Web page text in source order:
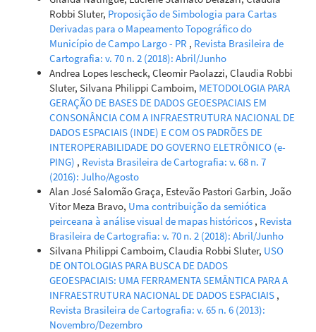
Robbi Sluter, Proposição de Simbologia para Cartas
Derivadas para o Mapeamento Topográfico do
Município de Campo Largo - PR , Revista Brasileira de
Cartografia: v. 70 n. 2 (2018): Abril/Junho
Andrea Lopes Iescheck, Cleomir Paolazzi, Claudia Robbi
Sluter, Silvana Philippi Camboim, METODOLOGIA PARA
GERAÇÃO DE BASES DE DADOS GEOESPACIAIS EM
CONSONÂNCIA COM A INFRAESTRUTURA NACIONAL DE
DADOS ESPACIAIS (INDE) E COM OS PADRÕES DE
INTEROPERABILIDADE DO GOVERNO ELETRÔNICO (e-
PING) , Revista Brasileira de Cartografia: v. 68 n. 7
(2016): Julho/Agosto
Alan José Salomão Graça, Estevão Pastori Garbin, João
Vitor Meza Bravo, Uma contribuição da semiótica
peirceana à análise visual de mapas históricos , Revista
Brasileira de Cartografia: v. 70 n. 2 (2018): Abril/Junho
Silvana Philippi Camboim, Claudia Robbi Sluter, USO
DE ONTOLOGIAS PARA BUSCA DE DADOS
GEOESPACIAIS: UMA FERRAMENTA SEMÂNTICA PARA A
INFRAESTRUTURA NACIONAL DE DADOS ESPACIAIS ,
Revista Brasileira de Cartografia: v. 65 n. 6 (2013):
Novembro/Dezembro